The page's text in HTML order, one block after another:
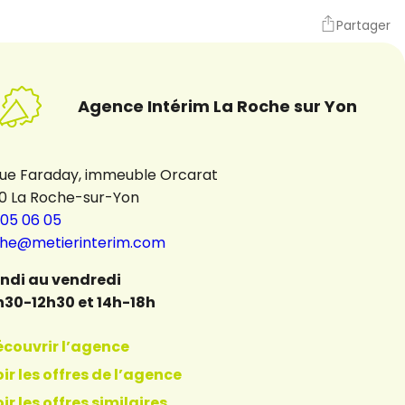
Partager
Agence Intérim La Roche sur Yon
Faraday, immeuble Orcarat
La Roche-sur-Yon
06 05
au vendredi
12h30 et 14h-18h
l’agence
les offres de l’agence